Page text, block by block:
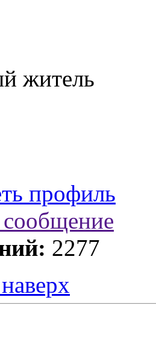
житель
профиль
2277